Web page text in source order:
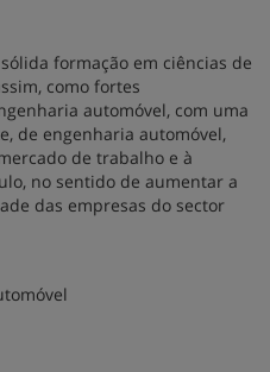
formação em ciências de
como fortes
automóvel, com uma
de engenharia automóvel,
de trabalho e à
no sentido de aumentar a
das empresas do sector